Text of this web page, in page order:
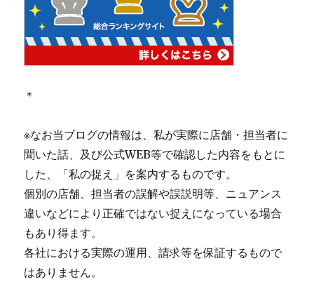
＊
※なお当ブログの情報は、私が実際に店舗・担当者に
聞いた話、及び公式WEB等で確認した内容をもとに
した、「私の捉え」を案内するものです。
個別の店舗、担当者の誤解や誤説明等、ニュアンス
違いなどにより正確ではない捉えになっている場合
もあり得ます。
各社における実際の運用、請求等を保証するもので
はありません。